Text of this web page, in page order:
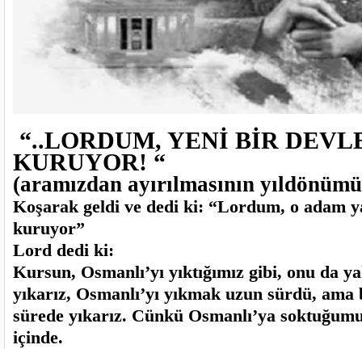
“..LORDUM, YENİ BİR
KURUYOR! “
(aramızdan ayırılmasının
Koşarak geldi ve dedi ki: “Lordum, o adam
kuruyor”
Lord dedi ki:
Kursun, Osmanlı’yı yıktığımız gibi, onu da
yıkarız, Osmanlı’yı yıkmak uzun sürdü, ama
sürede yıkarız. Cünkü Osmanlı’ya
içinde.